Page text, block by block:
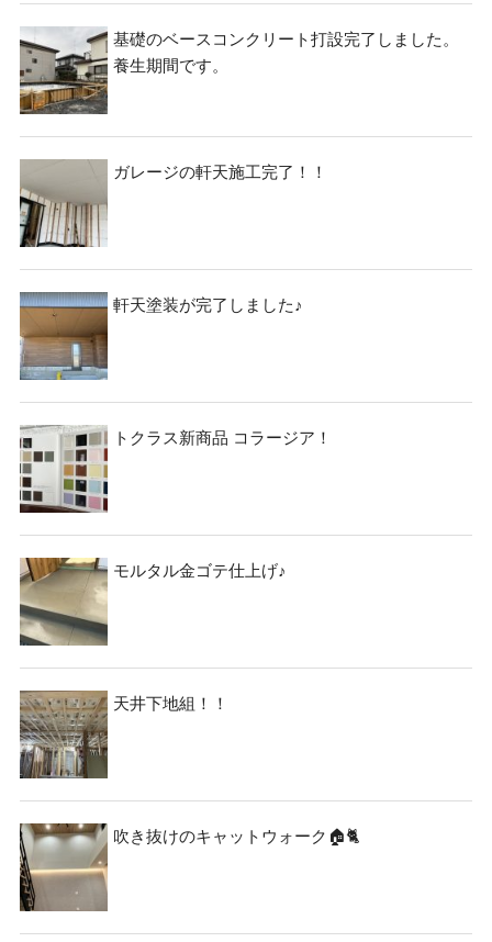
基礎のベースコンクリート打設完了しました。
養生期間です。
ガレージの軒天施工完了！！
軒天塗装が完了しました♪
トクラス新商品 コラージア！
モルタル金ゴテ仕上げ♪
天井下地組！！
吹き抜けのキャットウォーク🏠🐈
検
索:
本気注文住宅なら群馬の工務店｜楽屋（がくや）
お問い合わせ
楽屋トップ アクセス